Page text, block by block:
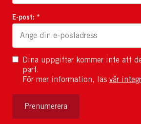
E-post: *
Dina uppgifter kommer inte att
part.
För mer information, läs vår
Prenumerera